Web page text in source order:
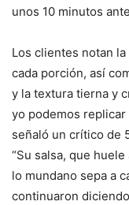
unos 10 minutos
Los clientes notan
cada porción, así
y la textura tierna y
yo podemos
señaló un crítico de
“Su salsa, que
lo mundano sepa a
continuaron